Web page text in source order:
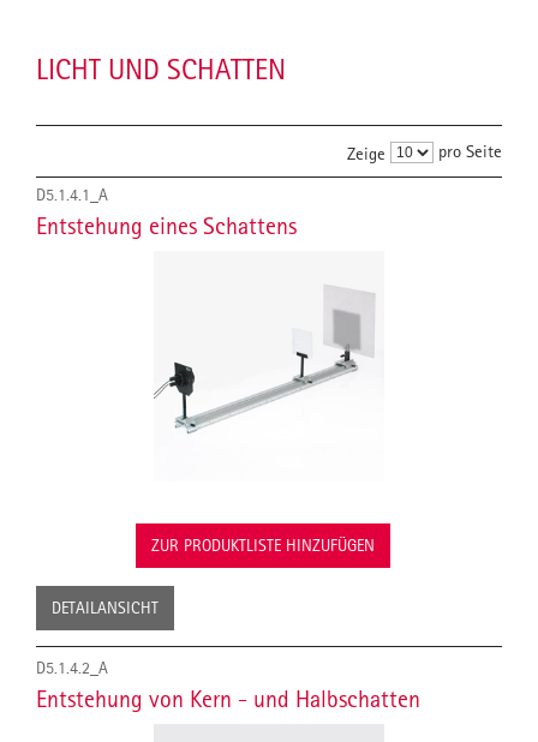
LICHT UND SCHATTEN
Zeige pro Seite
D5.1.4.1_A
Entstehung eines Schattens
ZUR PRODUKTLISTE HINZUFÜGEN
DETAILANSICHT
D5.1.4.2_A
Entstehung von Kern - und Halbschatten